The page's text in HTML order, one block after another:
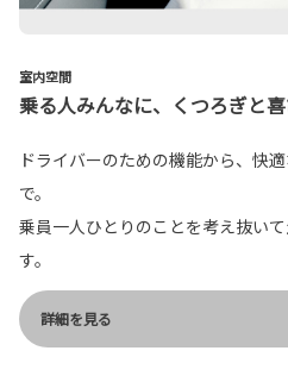
室内空間
乗る人みんなに、くつろぎと喜
ドライバーのための機能から、快
で。
乗員一人ひとりのことを考え抜い
す。
詳細を見る